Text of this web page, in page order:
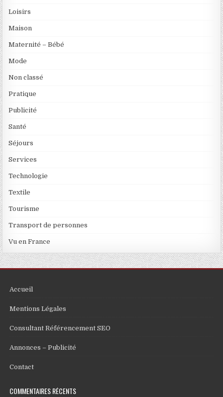
Loisirs
Maison
Maternité – Bébé
Mode
Non classé
Pratique
Publicité
Santé
Séjours
Services
Technologie
Textile
Tourisme
Transport de personnes
Vu en France
Accueil
Mentions Légales
Consultant Référencement SEO
Annonces – Publicité
Contact
COMMENTAIRES RÉCENTS